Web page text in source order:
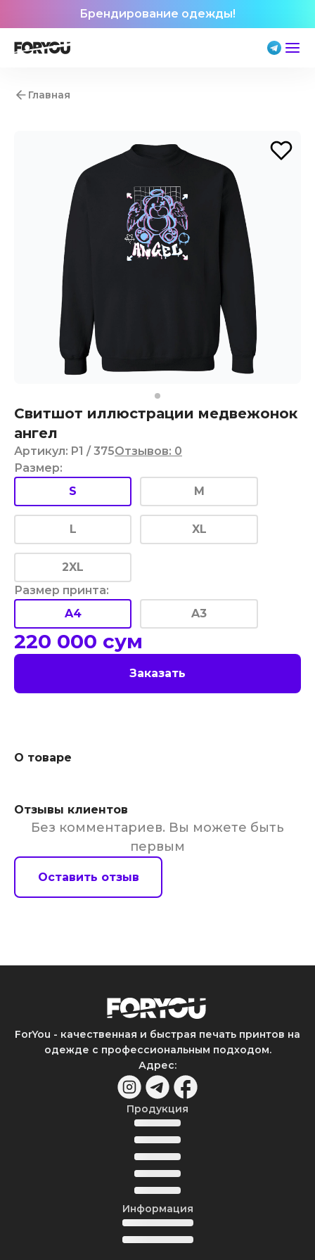
Брендирование одежды!
Главная
Свитшот иллюстрации медвежонок
ангел
Артикул: P1 / 375Отзывов: 0
Размер:
S
M
L XL
2XL
Размер принта:
A4
A3
220 000 сум
Заказать
О товаре
Отзывы клиентов
Без комментариев. Вы можете быть
первым
Оставить отзыв
ForYou - качественная и быстрая печать принтов на
одежде с профессиональным подходом.
Адрес:
Продукция
Информация